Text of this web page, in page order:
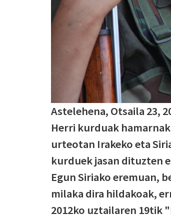
Astelehena, Otsaila 23,
Herri kurduak
urteotan Irakeko eta
kurduek jasan dituzten
Egun Siriako eremuan,
milaka dira hildakoak,
2012ko uztailaren 19tik